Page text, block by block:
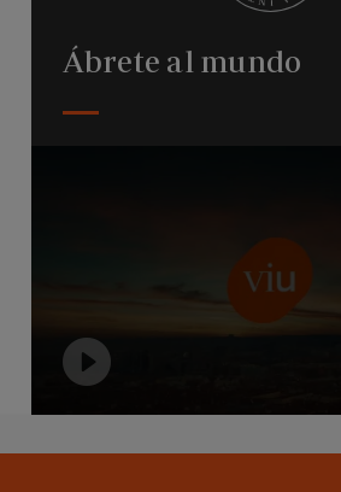
Ábrete al mundo